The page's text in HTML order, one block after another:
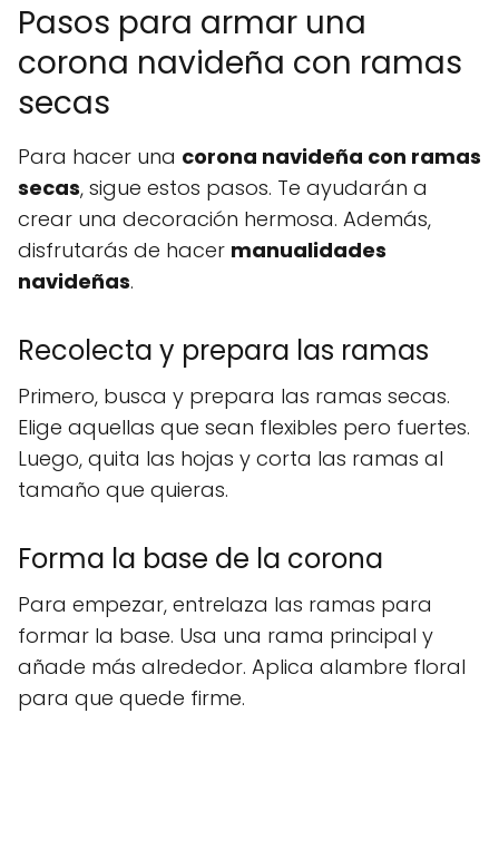
Pasos para armar una
corona navideña con ramas
secas
Para hacer una corona navideña con ramas
secas, sigue estos pasos. Te ayudarán a
crear una decoración hermosa. Además,
disfrutarás de hacer manualidades
navideñas.
Recolecta y prepara las ramas
Primero, busca y prepara las ramas secas.
Elige aquellas que sean flexibles pero fuertes.
Luego, quita las hojas y corta las ramas al
tamaño que quieras.
Forma la base de la corona
Para empezar, entrelaza las ramas para
formar la base. Usa una rama principal y
añade más alrededor. Aplica alambre floral
para que quede firme.